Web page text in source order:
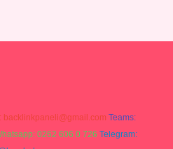
backlinkpaneli@gmail.com Teams:
0262 606 0 726 Telegram: